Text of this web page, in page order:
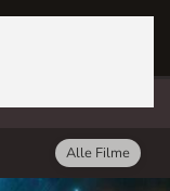
Alle Filme